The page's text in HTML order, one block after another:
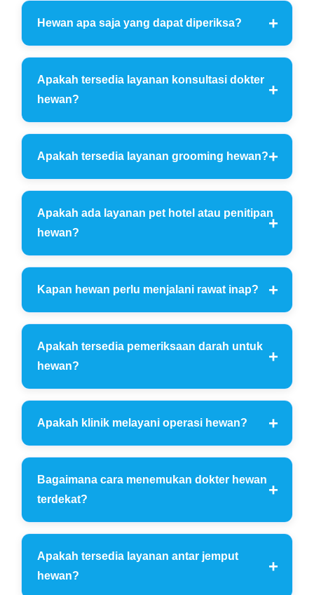
Hewan apa saja yang dapat diperiksa?
Apakah tersedia layanan konsultasi dokter
hewan?
Apakah tersedia layanan grooming hewan?
Apakah ada layanan pet hotel atau penitipan
hewan?
Kapan hewan perlu menjalani rawat inap?
Apakah tersedia pemeriksaan darah untuk
hewan?
Apakah klinik melayani operasi hewan?
Bagaimana cara menemukan dokter hewan
terdekat?
Apakah tersedia layanan antar jemput
hewan?